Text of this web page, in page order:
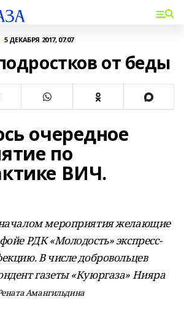
5 ДЕКАБРЯ 2017, 07:07
от беды
очередное
по
ВИЧ.
мероприятия желающие
РДК «Молодость» экспресс-
В числе добровольцев
газеты «Куюргаза» Нияра
Амангильдина